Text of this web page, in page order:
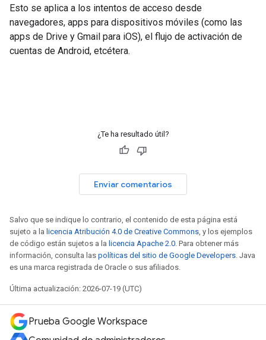
Esto se aplica a los intentos de acceso desde
navegadores, apps para dispositivos móviles (como las
apps de Drive y Gmail para iOS), el flujo de activación de
cuentas de Android, etcétera.
¿Te ha resultado útil?
Enviar comentarios
Salvo que se indique lo contrario, el contenido de esta página está
sujeto a la licencia Atribución 4.0 de Creative Commons, y los ejemplos
de código están sujetos a la licencia Apache 2.0. Para obtener más
información, consulta las políticas del sitio de Google Developers. Java
es una marca registrada de Oracle o sus afiliados.
Última actualización: 2026-07-19 (UTC)
Prueba Google Workspace